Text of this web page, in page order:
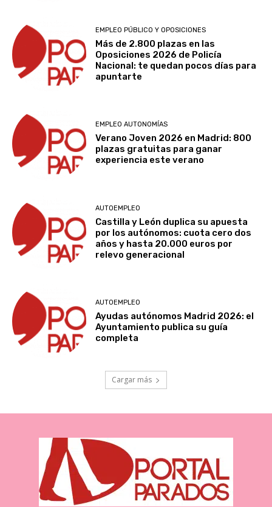
EMPLEO PÚBLICO Y OPOSICIONES
Más de 2.800 plazas en las
Oposiciones 2026 de Policía
Nacional: te quedan pocos días para
apuntarte
EMPLEO AUTONOMÍAS
Verano Joven 2026 en Madrid: 800
plazas gratuitas para ganar
experiencia este verano
AUTOEMPLEO
Castilla y León duplica su apuesta
por los autónomos: cuota cero dos
años y hasta 20.000 euros por
relevo generacional
AUTOEMPLEO
Ayudas autónomos Madrid 2026: el
Ayuntamiento publica su guía
completa
Cargar más